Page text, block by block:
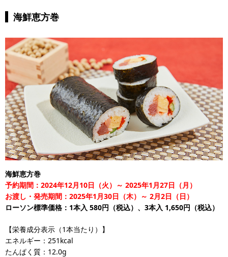
海鮮恵方巻
海鮮恵方巻
予約期間：2024年12月10日（火）～ 2025年1月27日（月）
お渡し・発売期間：2025年1月30日（木）～ 2月2日（日）
ローソン標準価格：1本入 580円（税込）、3本入 1,650円（税込）
【栄養成分表示（1本当たり）】
エネルギー：251kcal
たんぱく質：12.0g